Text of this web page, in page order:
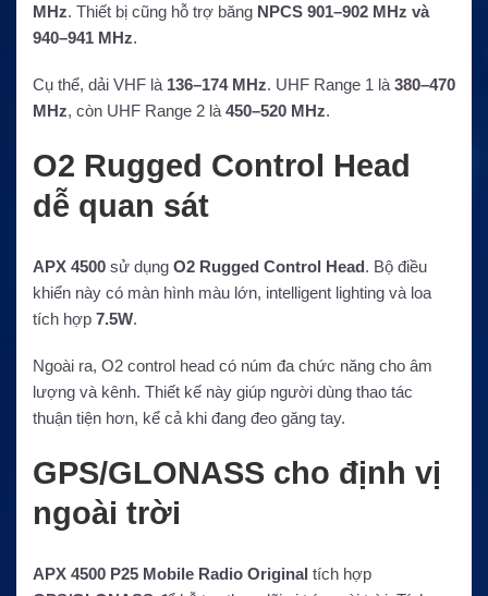
MHz. Thiết bị cũng hỗ trợ băng NPCS 901–902 MHz và
940–941 MHz.
Cụ thể, dải VHF là 136–174 MHz. UHF Range 1 là 380–470
MHz, còn UHF Range 2 là 450–520 MHz.
O2 Rugged Control Head
dễ quan sát
APX 4500 sử dụng O2 Rugged Control Head. Bộ điều
khiển này có màn hình màu lớn, intelligent lighting và loa
tích hợp 7.5W.
Ngoài ra, O2 control head có núm đa chức năng cho âm
lượng và kênh. Thiết kế này giúp người dùng thao tác
thuận tiện hơn, kể cả khi đang đeo găng tay.
GPS/GLONASS cho định vị
ngoài trời
APX 4500 P25 Mobile Radio Original tích hợp